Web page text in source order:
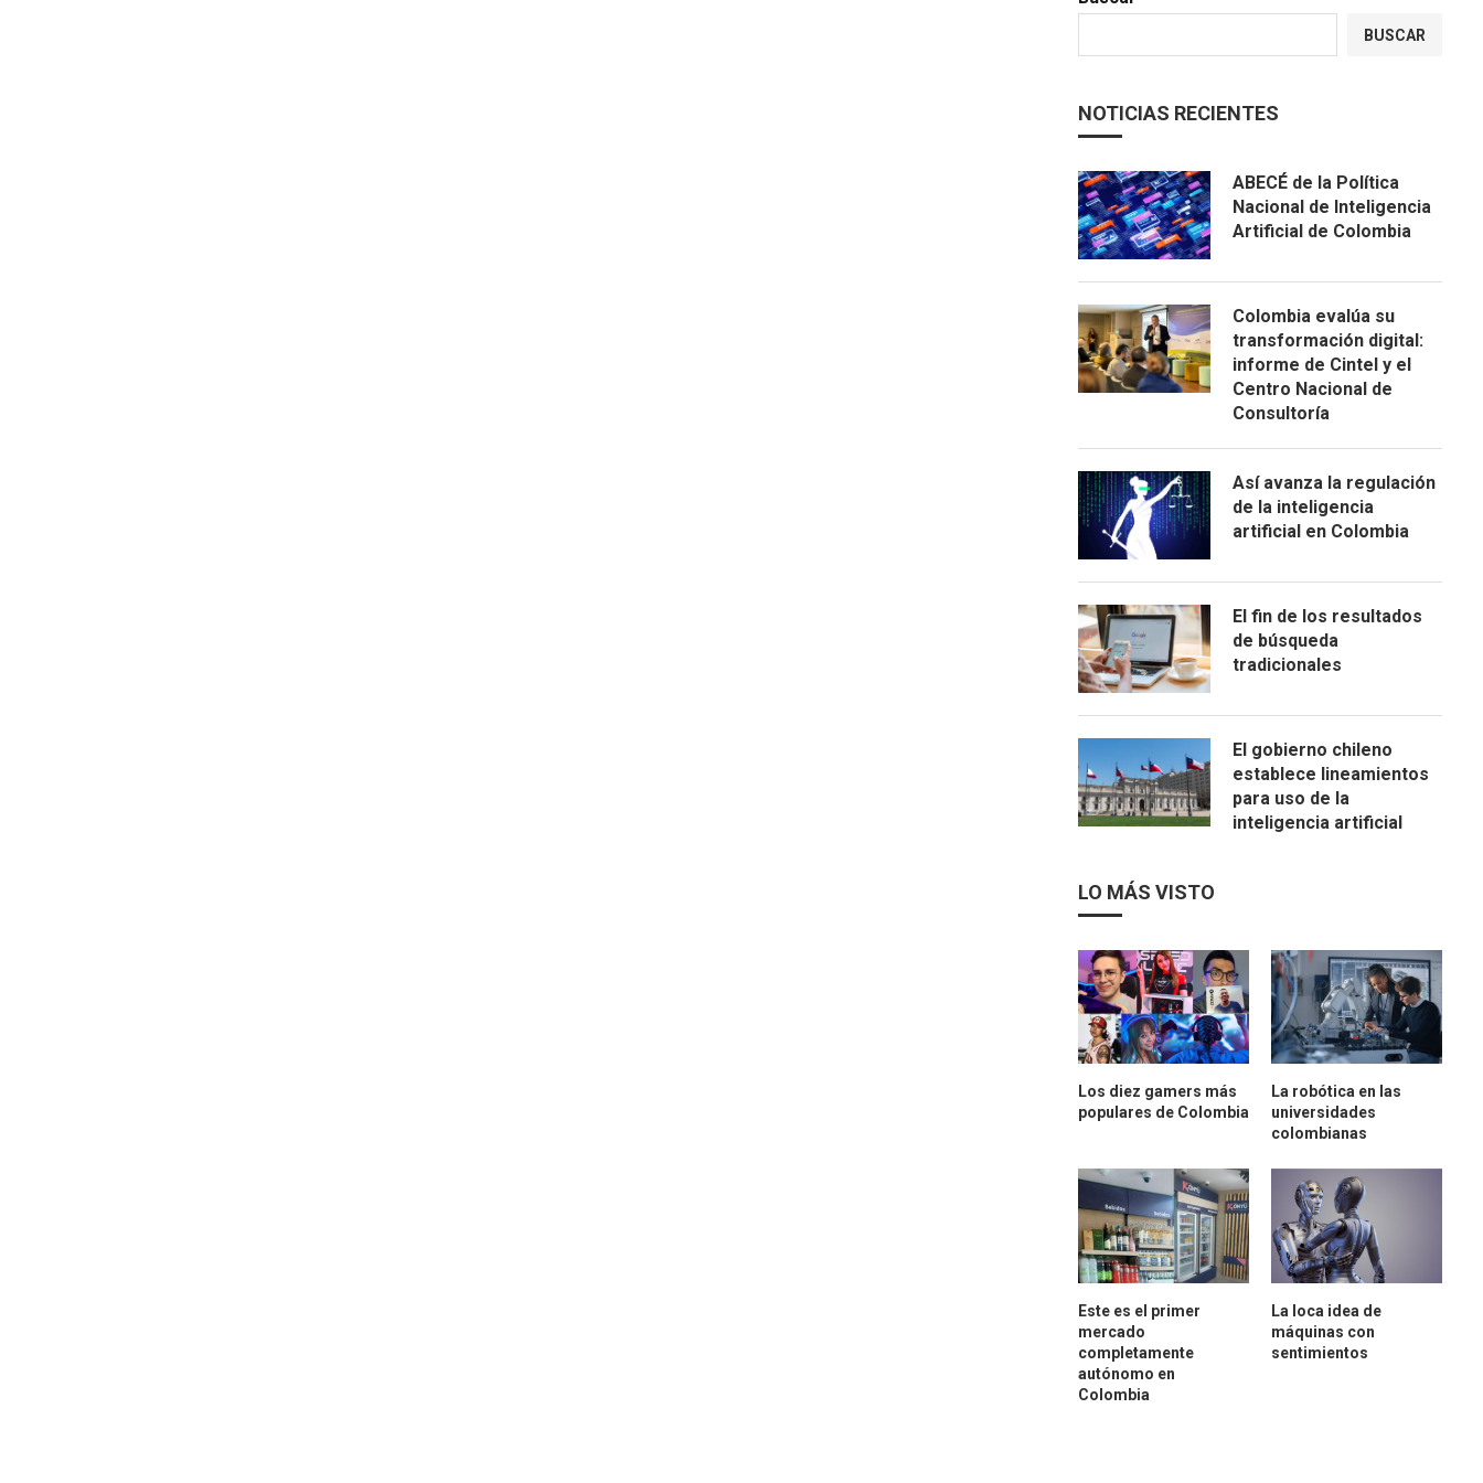
BUSCAR
NOTICIAS RECIENTES
ABECÉ de la Política
Nacional de Inteligencia
Artificial de Colombia
Colombia evalúa su
transformación digital:
informe de Cintel y el
Centro Nacional de
Consultoría
Así avanza la regulación
de la inteligencia
artificial en Colombia
El fin de los resultados
de búsqueda
tradicionales
El gobierno chileno
establece lineamientos
para uso de la
inteligencia artificial
LO MÁS VISTO
Los diez gamers más
populares de Colombia
La robótica en las
universidades
colombianas
Este es el primer
mercado
completamente
autónomo en
Colombia
La loca idea de
máquinas con
sentimientos